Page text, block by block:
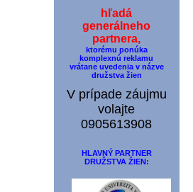
hľadá
generálneho
partnera,
ktorému ponúka
komplexnú reklamu
vrátane uvedenia v názve
družstva žien
V prípade záujmu
volajte
0905613908
HLAVNÝ PARTNER
DRUŽSTVA ŽIEN: